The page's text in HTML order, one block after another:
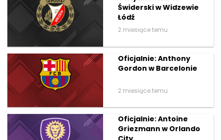
Świderski w Widzewie
Łódź
2 miesiące temu
Oficjalnie: Anthony
Gordon w Barcelonie
2 miesiące temu
Oficjalnie: Antoine
Griezmann w Orlando